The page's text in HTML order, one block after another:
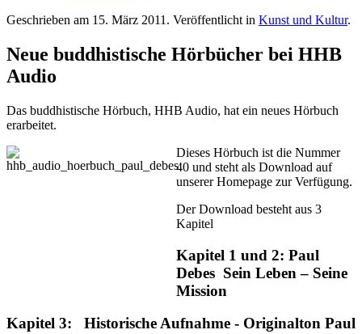
Geschrieben am 15. März 2011 . Veröffentlicht in Kunst und Kultur.
Neue buddhistische Hörbücher bei HHB
Audio
Das buddhistische Hörbuch, HHB Audio, hat ein neues Hörbuch
erarbeitet.
Dieses Hörbuch ist die Nummer
40 und steht als Download auf
unserer Homepage zur Verfügung.
Der Download besteht aus 3
Kapitel
Kapitel 1 und 2: Paul
Debes Sein Leben – Seine
Mission
Kapitel 3: Historische Aufnahme - Originalton Paul